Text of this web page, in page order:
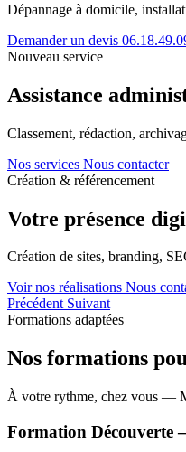
Dépannage à domicile,
Demander un devis
Nouveau service
Assistance
Classement, rédaction,
Nos services Nous contacter
Création & référencement
Votre présence
Création de sites, branding,
Voir nos réalisations Nous
Précédent Suivant
Formations adaptées
Nos formations
À votre rythme, chez vous —
Formation